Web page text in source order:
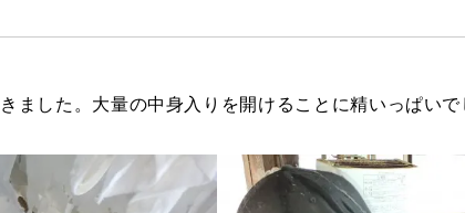
ました。大量の中身入りを開けることに精いっぱいで